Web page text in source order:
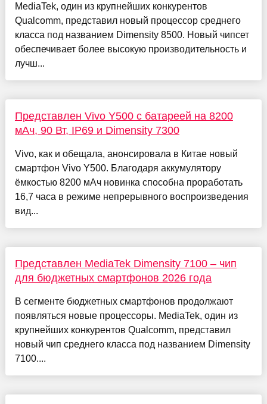
MediaTek, один из крупнейших конкурентов
Qualcomm, представил новый процессор среднего
класса под названием Dimensity 8500. Новый чипсет
обеспечивает более высокую производительность и
лучш...
Представлен Vivo Y500 с батареей на 8200
мАч, 90 Вт, IP69 и Dimensity 7300
Vivo, как и обещала, анонсировала в Китае новый
смартфон Vivo Y500. Благодаря аккумулятору
ёмкостью 8200 мАч новинка способна проработать
16,7 часа в режиме непрерывного воспроизведения
вид...
Представлен MediaTek Dimensity 7100 – чип
для бюджетных смартфонов 2026 года
В сегменте бюджетных смартфонов продолжают
появляться новые процессоры. MediaTek, один из
крупнейших конкурентов Qualcomm, представил
новый чип среднего класса под названием Dimensity
7100....